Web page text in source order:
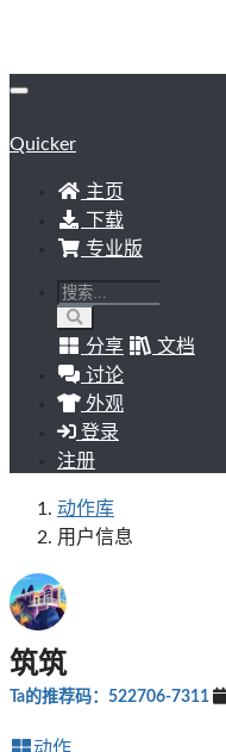
Quicker
主页
下载
专业版
分享
文档
讨论
外观
登录
注册
动作库
用户信息
筑筑
Ta的推荐码：522706-7311